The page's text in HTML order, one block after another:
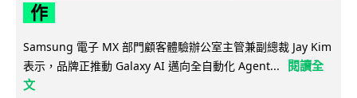
作
Samsung 電子 MX 部門顧客體驗辦公室主管兼副總裁 Jay Kim
表示，品牌正推動 Galaxy AI 邁向全自動化 Agent...
閱讀全
文